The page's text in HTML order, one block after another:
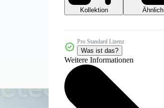
Kollektion
Ähnlich
Pro Standard Lizenz
Was ist das?
Weitere Informationen